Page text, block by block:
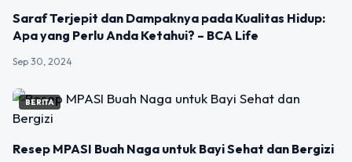
Saraf Terjepit dan Dampaknya pada Kualitas Hidup:
Apa yang Perlu Anda Ketahui? – BCA Life
Sep 30, 2024
BERITA
Resep MPASI Buah Naga untuk Bayi Sehat dan Bergizi